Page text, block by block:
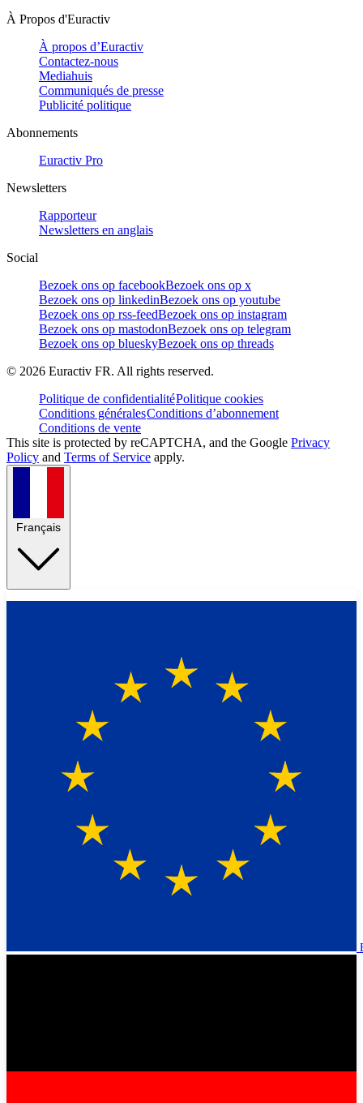
À Propos d'Euractiv
À propos d’Euractiv
Contactez-nous
Mediahuis
Communiqués de presse
Publicité politique
Abonnements
Euractiv Pro
Newsletters
Rapporteur
Newsletters en anglais
Social
Bezoek ons op facebookBezoek ons op x
Bezoek ons op linkedinBezoek ons op youtube
Bezoek ons op rss-feedBezoek ons op instagram
Bezoek ons op mastodonBezoek ons op telegram
Bezoek ons op blueskyBezoek ons op threads
© 2026 Euractiv FR. All rights reserved.
Politique de confidentialitéPolitique cookies
Conditions généralesConditions d’abonnement
Conditions de vente
This site is protected by reCAPTCHA, and the Google Privacy
Policy and Terms of Service apply.
Français